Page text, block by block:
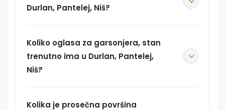
Durlan, Pantelej, Niš?
Koliko oglasa za garsonjera, stan
trenutno ima u Durlan, Pantelej,
Niš?
Kolika je prosečna površina